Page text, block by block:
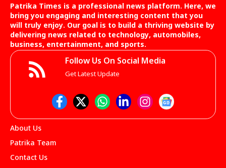
Patrika Times is a professional news platform. Here, we
bring you engaging and interesting content that you
will truly enjoy. Our goal is to build a thriving website by
delivering news related to technology, automobiles,
business, entertainment, and sports.
Follow Us On Social Media
Get Latest Update
About Us
Patrika Team
Contact Us